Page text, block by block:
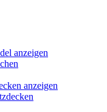
anzeigen
anzeigen